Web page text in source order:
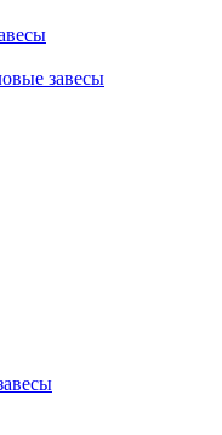
завесы